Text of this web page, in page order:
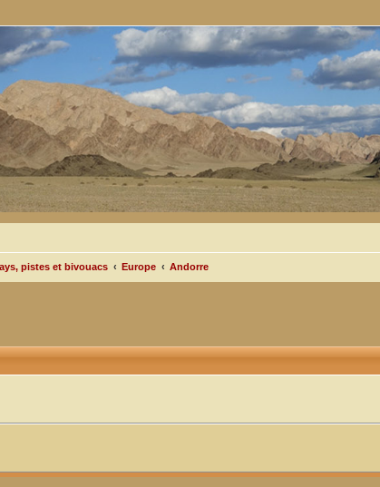
pistes et bivouacs Europe Andorre